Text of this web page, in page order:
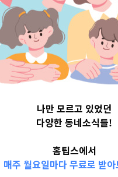
readybaby-admin
나만 모르고 있었던
다양한 동네소식들!
홈팁스에서
매주 월요일마다 무료로 받